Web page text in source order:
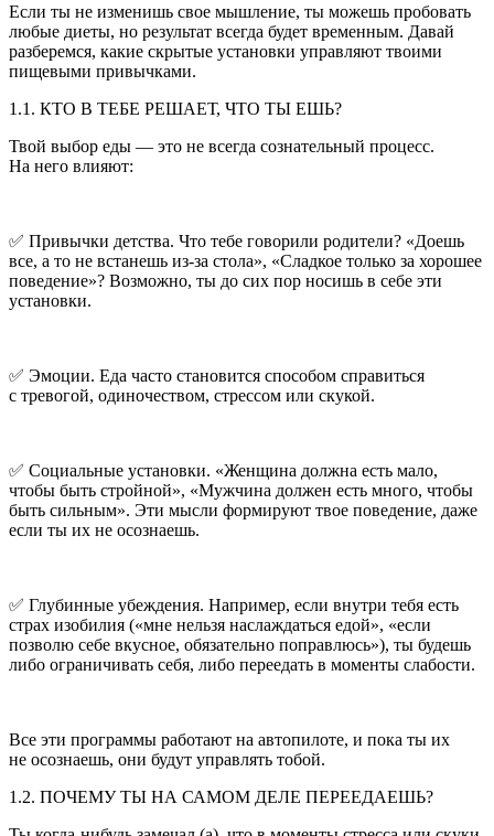
Если ты не изменишь свое мышление, ты можешь пробовать
любые диеты, но результат всегда будет временным. Давай
разберемся, какие скрытые установки управляют твоими
пищевыми привычками.
1.1. КТО В ТЕБЕ РЕШАЕТ, ЧТО ТЫ ЕШЬ?
Твой выбор еды — это не всегда сознательный процесс.
На него влияют:
✅ Привычки детства. Что тебе говорили родители? «Доешь
все, а то не встанешь из-за стола», «Сладкое только за хорошее
поведение»? Возможно, ты до сих пор носишь в себе эти
установки.
✅ Эмоции. Еда часто становится способом справиться
с тревогой, одиночеством, стрессом или скукой.
✅ Социальные установки. «Женщина должна есть мало,
чтобы быть стройной», «Мужчина должен есть много, чтобы
быть сильным». Эти мысли формируют твое поведение, даже
если ты их не осознаешь.
✅ Глубинные убеждения. Например, если внутри тебя есть
страх изобилия («мне нельзя наслаждаться едой», «если
позволю себе вкусное, обязательно поправлюсь»), ты будешь
либо ограничивать себя, либо переедать в моменты слабости.
Все эти программы работают на автопилоте, и пока ты их
не осознаешь, они будут управлять тобой.
1.2. ПОЧЕМУ ТЫ НА САМОМ ДЕЛЕ ПЕРЕЕДАЕШЬ?